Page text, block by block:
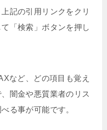
記の引用リンクをクリ
「検索」ボタンを押し
など、どの項目も覚え
闇金や悪質業者のリス
る事が可能です。